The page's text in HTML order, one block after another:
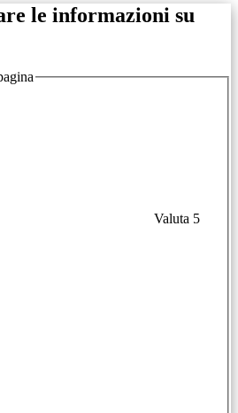
le informazioni su
Valuta 5